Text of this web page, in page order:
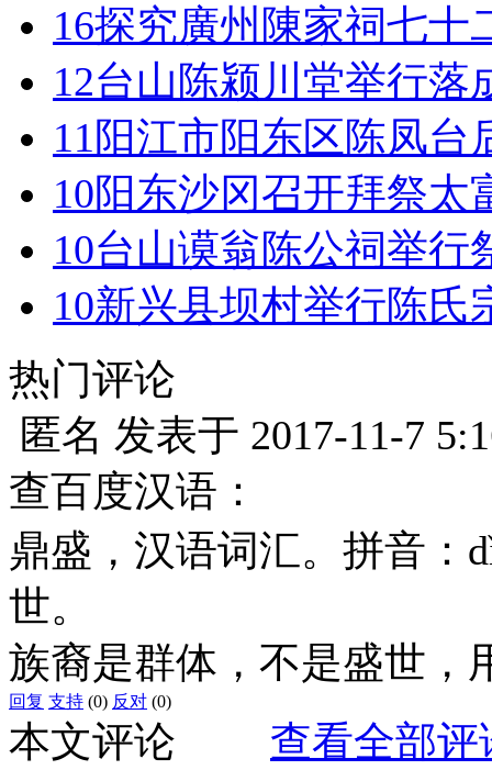
16探究廣州陳家祠七十
12台山陈颍川堂举行落
11阳江市阳东区陈凤台
10阳东沙冈召开拜祭太
10台山谟翁陈公祠举行
10新兴县坝村举行陈氏
热门评论
匿名 发表于 2017-11-7
查百度汉语：
鼎盛，汉语词汇。拼音：
世。
族裔是群体，不是盛世，
回复 支持 (0) 反对 (0)
本文评论 查看全部评